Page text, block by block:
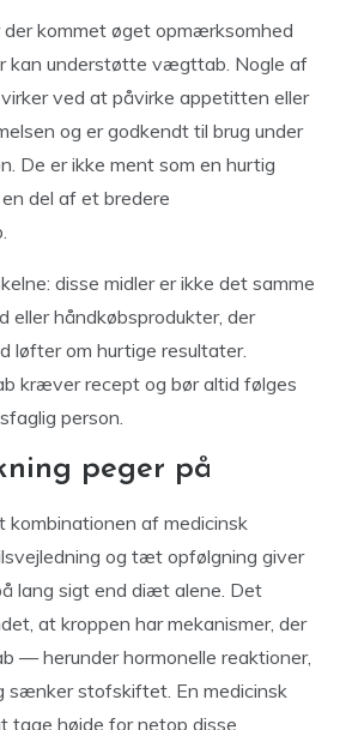
der kommet øget opmærksomhed
kan understøtte vægttab. Nogle af
ved at påvirke appetitten eller
og er godkendt til brug under
De er ikke ment som en hurtig
del af et bredere
disse midler er ikke det samme
eller håndkøbsprodukter, der
løfter om hurtige resultater.
kræver recept og bør altid følges
person.
peger på
kombinationen af medicinsk
og tæt opfølgning giver
lang sigt end diæt alene. Det
at kroppen har mekanismer, der
— herunder hormonelle reaktioner,
sænker stofskiftet. En medicinsk
tage højde for netop disse